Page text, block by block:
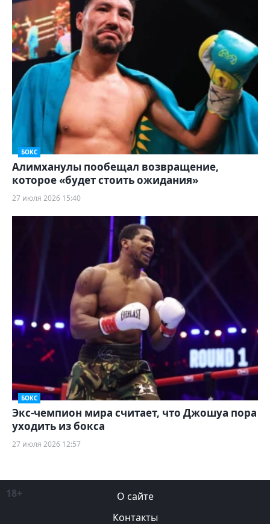
БОКС
Алимханулы пообещал возвращение,
которое «будет стоить ожидания»
27 июля 2026 15:40
БОКС
Экс-чемпион мира считает, что Джошуа пора
уходить из бокса
27 июля 2026 12:57
18+
О сайте
Контакты